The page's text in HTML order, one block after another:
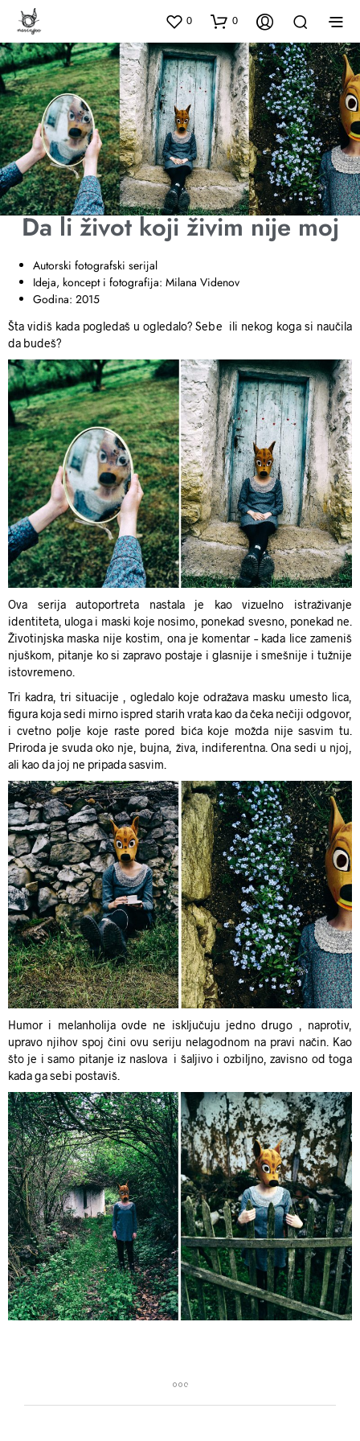
0 0
Da li život koji živim nije moj
Autorski fotografski serijal
Ideja, koncept i fotografija: Milana Videnov
Godina: 2015
Šta vidiš kada pogledaš u ogledalo? Sebe ili nekog koga si naučila
da budeš?
Ova serija autoportreta nastala je kao vizuelno istraživanje
identiteta, uloga i maski koje nosimo, ponekad svesno, ponekad ne.
Životinjska maska nije kostim, ona je komentar – kada lice zameniš
njuškom, pitanje ko si zapravo postaje i glasnije i smešnije i tužnije
istovremeno.
Tri kadra, tri situacije , ogledalo koje odražava masku umesto lica,
figura koja sedi mirno ispred starih vrata kao da čeka nečiji odgovor,
i cvetno polje koje raste pored bića koje možda nije sasvim tu.
Priroda je svuda oko nje, bujna, živa, indiferentna. Ona sedi u njoj,
ali kao da joj ne pripada sasvim.
Humor i melanholija ovde ne isključuju jedno drugo , naprotiv,
upravo njihov spoj čini ovu seriju nelagodnom na pravi način. Kao
što je i samo pitanje iz naslova i šaljivo i ozbiljno, zavisno od toga
kada ga sebi postaviš.